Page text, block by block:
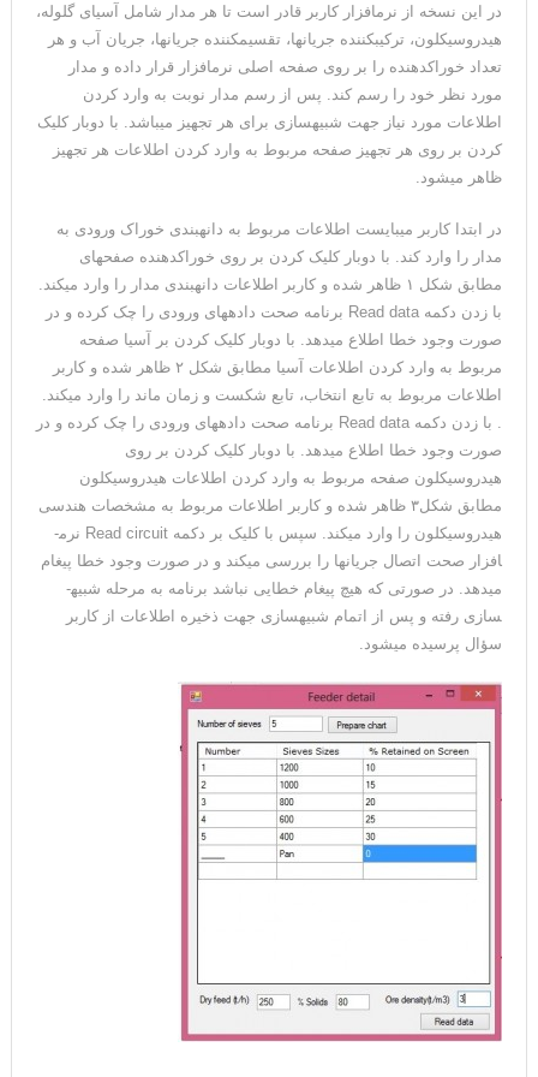
در این نسخه از نرم­افزار کاربر قادر است تا هر مدار شامل آسیای گلوله،
هیدروسیکلون، ترکیب­کننده جریان­ها، تقسیم­کننده جریان­ها، جریان آب و هر
تعداد خوراک­دهنده را بر روی صفحه اصلی نرم­افزار قرار داده و مدار
مورد نظر خود را رسم کند. پس از رسم مدار نوبت به وارد کردن
اطلاعات مورد نیاز جهت شبیه­سازی برای هر تجهیز می­باشد. با دوبار کلیک
کردن بر روی هر تجهیز صفحه مربوط به وارد کردن اطلاعات هر تجهیز
ظاهر می­شود.
در ابتدا کاربر می­بایست اطلاعات مربوط به دانه­بندی خوراک ورودی به
مدار را وارد کند. با دوبار کلیک کردن بر روی خوراک­دهنده صفحه­ای
مطابق شکل ۱ ظاهر شده و کاربر اطلاعات دانه­بندی مدار را وارد می­کند.
با زدن دکمه Read data برنامه صحت داده­های ورودی را چک کرده و در
صورت وجود خطا اطلاع می­دهد. با دوبار کلیک کردن بر آسیا صفحه
مربوط به وارد کردن اطلاعات آسیا مطابق شکل ۲ ظاهر شده و کاربر
اطلاعات مربوط به تابع انتخاب، تابع شکست و زمان ماند را وارد می­کند.
. با زدن دکمه Read data برنامه صحت داده­های ورودی را چک کرده و در
صورت وجود خطا اطلاع می­دهد. با دوبار کلیک کردن بر روی
هیدروسیکلون صفحه مربوط به وارد کردن اطلاعات هیدروسیکلون
مطابق شکل۳ ظاهر شده و کاربر اطلاعات مربوط به مشخصات هندسی
هیدروسیکلون را وارد می­کند. سپس با کلیک بر دکمه Read circuit نرم­
افزار صحت اتصال جریان­ها را بررسی می­کند و در صورت وجود خطا پیغام
می­دهد. در صورتی که هیچ پیغام خطایی نباشد برنامه به مرحله شبیه­
سازی رفته و پس از اتمام شبیه­سازی جهت ذخیره اطلاعات از کاربر
سؤال پرسیده می­شود.